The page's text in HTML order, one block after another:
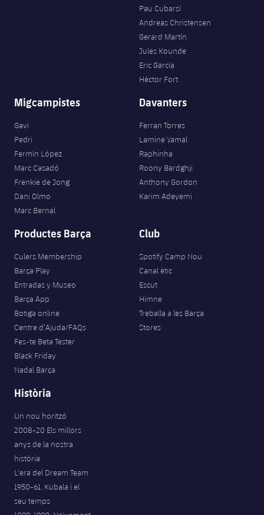
Pau Cubarsí
Andreas Christensen
Gerard Martín
Jules Kounde
Eric García
Héctor Fort
Migcampistes
Gavi
Pedri
Fermín López
Marc Casadó
Frenkie de Jong
Dani Olmo
Marc Bernal
Davanters
Ferran Torres
Lamine Yamal
Raphinha
Roony Bardghji
Anthony Gordon
Karim Adeyemi
Productes Barça
Culers Membership
Barça Play
Entradas y Museo
Barça App
Botiga online
Centre d’Ajuda/FAQs
Fes-te Beta Tester
Black Friday
Nadal Barça
Club
Spotify Camp Nou
Canal ètic
Escut
Himne
Treballa a les Barça
Stores
Història
Un nou horitzó
2008-20 Els millors
anys de la nostra
història
L'era del Dream Team
1950-61. Kubala i el
seu temps